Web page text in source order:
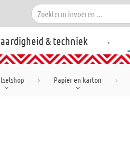
& techniek .
Papier en karton